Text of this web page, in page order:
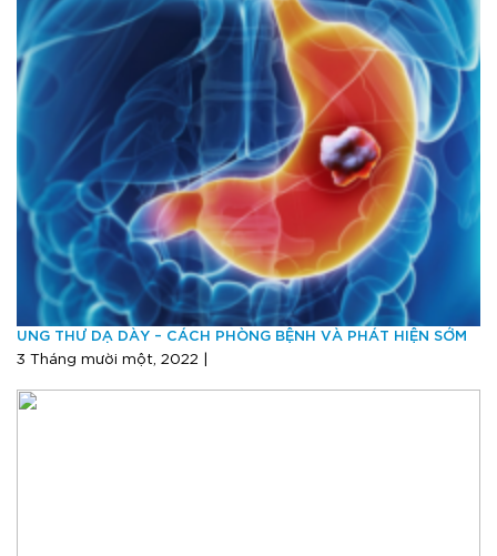
UNG THƯ DẠ DÀY – CÁCH PHÒNG BỆNH VÀ PHÁT HIỆN SỚM
3 Tháng mười một, 2022 |